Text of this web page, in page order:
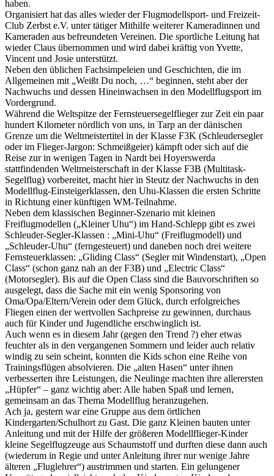
haben.
Organisiert hat das alles wieder der Flugmodellsport- und Freizeit-
Club Zerbst e.V. unter tätiger Mithilfe weiterer Kameradinnen und
Kameraden aus befreundeten Vereinen. Die sportliche Leitung hat
wieder Claus übernommen und wird dabei kräftig von Yvette,
Vincent und Josie unterstützt.
Neben den üblichen Fachsimpeleien und Geschichten, die im
Allgemeinen mit „Weißt Du noch, …“ beginnen, steht aber der
Nachwuchs und dessen Hineinwachsen in den Modellflugsport im
Vordergrund.
Während die Weltspitze der Fernsteuersegelflieger zur Zeit ein paar
hundert Kilometer nördlich von uns, in Tarp an der dänischen
Grenze um die Weltmeistertitel in der Klasse F3K (Schleudersegler
oder im Flieger-Jargon: Schmeißgeier) kämpft oder sich auf die
Reise zur in wenigen Tagen in Nardt bei Hoyerswerda
stattfindenden Weltmeisterschaft in der Klasse F3B (Multitask-
Segelflug) vorbereitet, macht hier in Steutz der Nachwuchs in den
Modellflug-Einsteigerklassen, den Uhu-Klassen die ersten Schritte
in Richtung einer künftigen WM-Teilnahme.
Neben dem klassischen Beginner-Szenario mit kleinen
Freiflugmodellen („Kleiner Uhu“) im Hand-Schlepp gibt es zwei
Schleuder-Segler-Klassen : „Mini-Uhu“ (Freiflugmodell) und
„Schleuder-Uhu“ (ferngesteuert) und daneben noch drei weitere
Fernsteuerklassen: „Gliding Class“ (Segler mit Windenstart), „Open
Class“ (schon ganz nah an der F3B) und „Electric Class“
(Motorsegler). Bis auf die Open Class sind die Bauvorschriften so
ausgelegt, dass die Sache mit ein wenig Sponsoring von
Oma/Opa/Eltern/Verein oder dem Glück, durch erfolgreiches
Fliegen einen der wertvollen Sachpreise zu gewinnen, durchaus
auch für Kinder und Jugendliche erschwinglich ist.
Auch wenn es in diesem Jahr (gegen den Trend ?) eher etwas
feuchter als in den vergangenen Sommern und leider auch relativ
windig zu sein scheint, konnten die Kids schon eine Reihe von
Trainingsflügen absolvieren. Die „alten Hasen“ unter ihnen
verbesserten ihre Leistungen, die Neulinge machten ihre allerersten
„Hüpfer“ – ganz wichtig aber: Alle haben Spaß und lernen,
gemeinsam an das Thema Modellflug heranzugehen.
Ach ja, gestern war eine Gruppe aus dem örtlichen
Kindergarten/Schulhort zu Gast. Die ganz Kleinen bauten unter
Anleitung und mit der Hilfe der größeren Modellflieger-Kinder
kleine Segelflugzeuge aus Schaumstoff und durften diese dann auch
(wiederum in Regie und unter Anleitung ihrer nur wenige Jahre
älteren „Fluglehrer“) austrimmen und starten. Ein gelungener